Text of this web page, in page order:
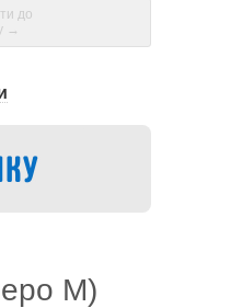
до
→
M)